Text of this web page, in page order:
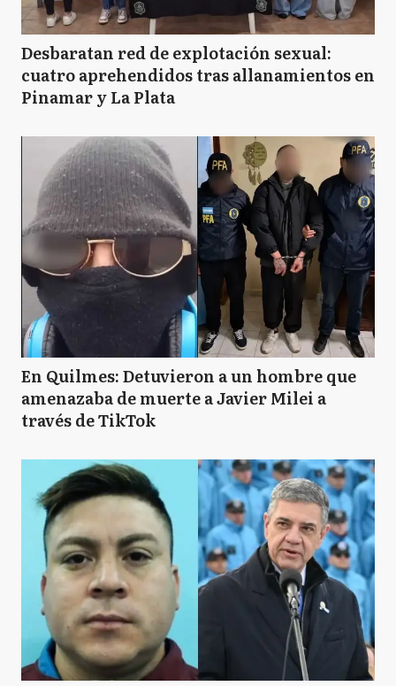
Desbaratan red de explotación sexual:
cuatro aprehendidos tras allanamientos en
Pinamar y La Plata
En Quilmes: Detuvieron a un hombre que
amenazaba de muerte a Javier Milei a
través de TikTok